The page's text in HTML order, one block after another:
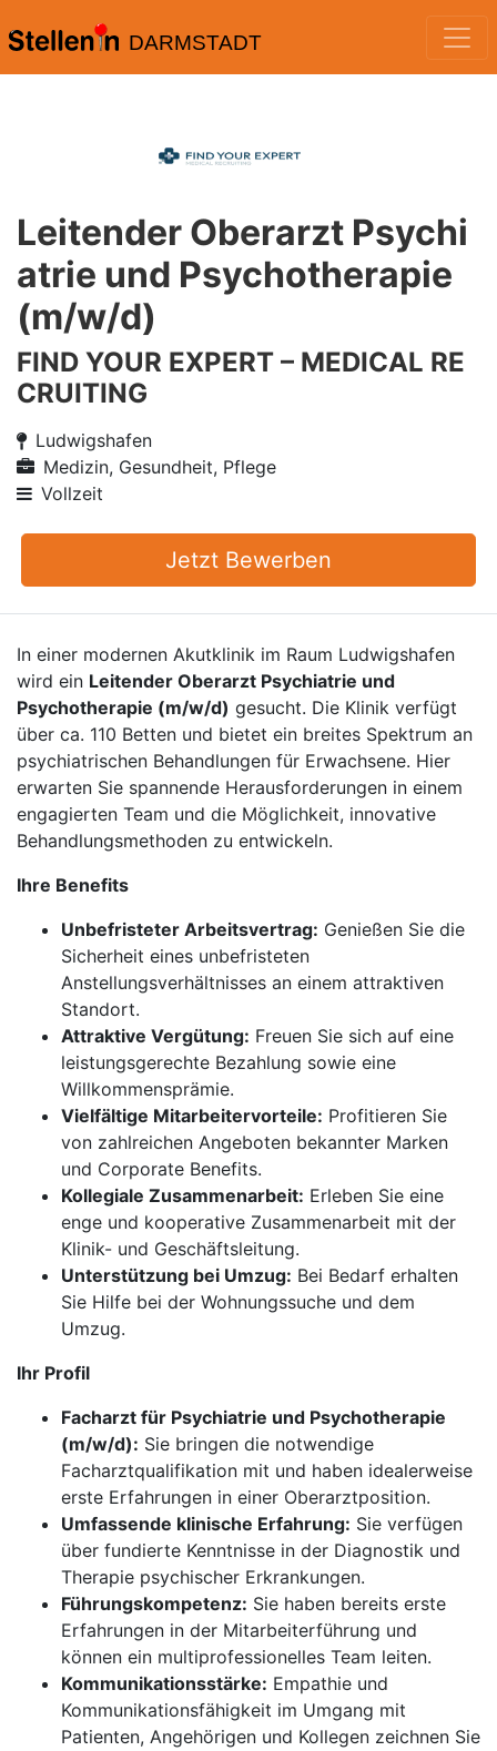
DARMSTADT
Leitender Oberarzt Psychi
atrie und Psychotherapie
(m/w/d)
FIND YOUR EXPERT – MEDICAL RE
CRUITING
Ludwigshafen
Medizin, Gesundheit, Pflege
Vollzeit
Jetzt Bewerben
In einer modernen Akutklinik im Raum Ludwigshafen
wird ein Leitender Oberarzt Psychiatrie und
Psychotherapie (m/w/d) gesucht. Die Klinik verfügt
über ca. 110 Betten und bietet ein breites Spektrum an
psychiatrischen Behandlungen für Erwachsene. Hier
erwarten Sie spannende Herausforderungen in einem
engagierten Team und die Möglichkeit, innovative
Behandlungsmethoden zu entwickeln.
Ihre Benefits
Unbefristeter Arbeitsvertrag: Genießen Sie die
Sicherheit eines unbefristeten
Anstellungsverhältnisses an einem attraktiven
Standort.
Attraktive Vergütung: Freuen Sie sich auf eine
leistungsgerechte Bezahlung sowie eine
Willkommensprämie.
Vielfältige Mitarbeitervorteile: Profitieren Sie
von zahlreichen Angeboten bekannter Marken
und Corporate Benefits.
Kollegiale Zusammenarbeit: Erleben Sie eine
enge und kooperative Zusammenarbeit mit der
Klinik- und Geschäftsleitung.
Unterstützung bei Umzug: Bei Bedarf erhalten
Sie Hilfe bei der Wohnungssuche und dem
Umzug.
Ihr Profil
Facharzt für Psychiatrie und Psychotherapie
(m/w/d): Sie bringen die notwendige
Facharztqualifikation mit und haben idealerweise
erste Erfahrungen in einer Oberarztposition.
Umfassende klinische Erfahrung: Sie verfügen
über fundierte Kenntnisse in der Diagnostik und
Therapie psychischer Erkrankungen.
Führungskompetenz: Sie haben bereits erste
Erfahrungen in der Mitarbeiterführung und
können ein multiprofessionelles Team leiten.
Kommunikationsstärke: Empathie und
Kommunikationsfähigkeit im Umgang mit
Patienten, Angehörigen und Kollegen zeichnen Sie